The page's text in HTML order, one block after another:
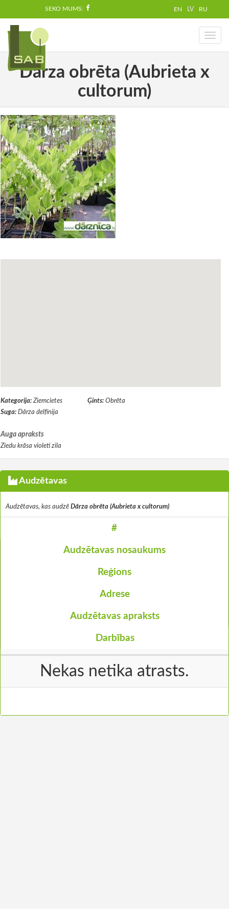
SEKO MUMS: EN LV RU
Toggle
Dārza obrēta (Aubrieta x
cultorum)
Kategorija: Ziemcietes Ģints: Obrēta
Suga: Dārza delfīnija
Auga apraksts
Ziedu krāsa violeti zila
Audzētavas
Audzētavas, kas audzē Dārza obrēta (Aubrieta x cultorum)
#
Audzētavas nosaukums
Reģions
Adrese
Audzētavas apraksts
Darbības
Nekas netika atrasts.